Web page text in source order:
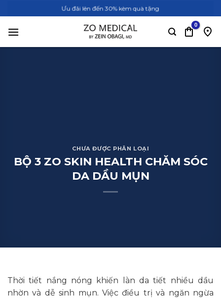
qua
nội
Ưu đãi lên đến 30% kèm quà tặng
CHƯA ĐƯỢC PHÂN LOẠI
BỘ 3 ZO SKIN HEALTH CHĂM SÓC
DA DẦU MỤN
Thời tiết nắng nóng khiến làn da tiết nhiều dầu
nhờn và dễ sinh mụn. Việc điều trị và ngăn ngừa